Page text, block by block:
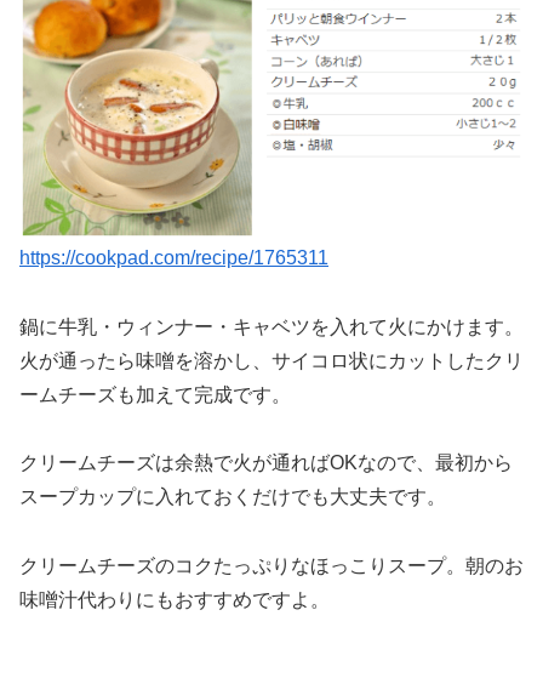
https://cookpad.com/recipe/1765311
鍋に牛乳・ウィンナー・キャベツを入れて火にかけます。
火が通ったら味噌を溶かし、サイコロ状にカットしたクリ
ームチーズも加えて完成です。
クリームチーズは余熱で火が通ればOKなので、最初から
スープカップに入れておくだけでも大丈夫です。
クリームチーズのコクたっぷりなほっこりスープ。朝のお
味噌汁代わりにもおすすめですよ。